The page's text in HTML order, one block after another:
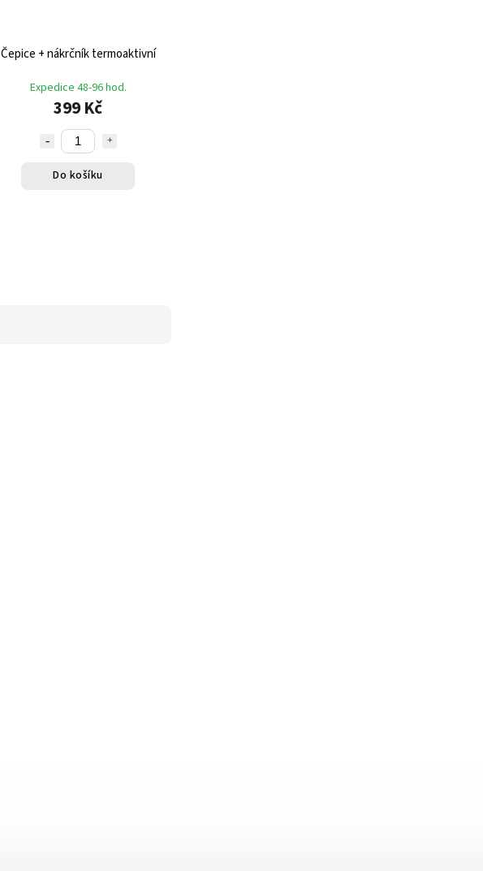
Čepice + nákrčník termoaktivní
Expedice 48-96 hod.
399 Kč
Do košíku